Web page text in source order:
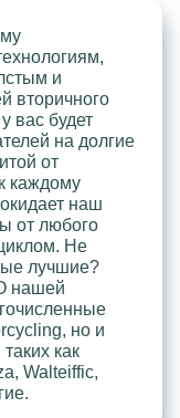
и
вторичного
вас будет
на долгие
от
каждому
наш
от любого
Не
лучшие?
нашей
но и
как
Walteiffic,